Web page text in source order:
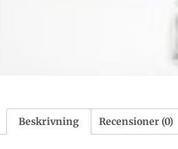
Beskrivning Recensioner (0)